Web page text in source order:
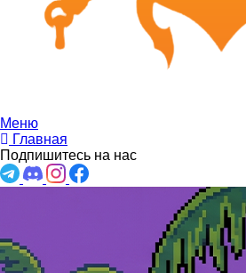
Меню
Главная
Подпишитесь на нас